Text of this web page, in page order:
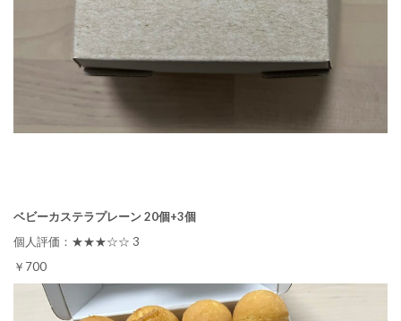
ベビーカステラプレーン 20個+3個
個人評価：★★★☆☆ 3
￥700